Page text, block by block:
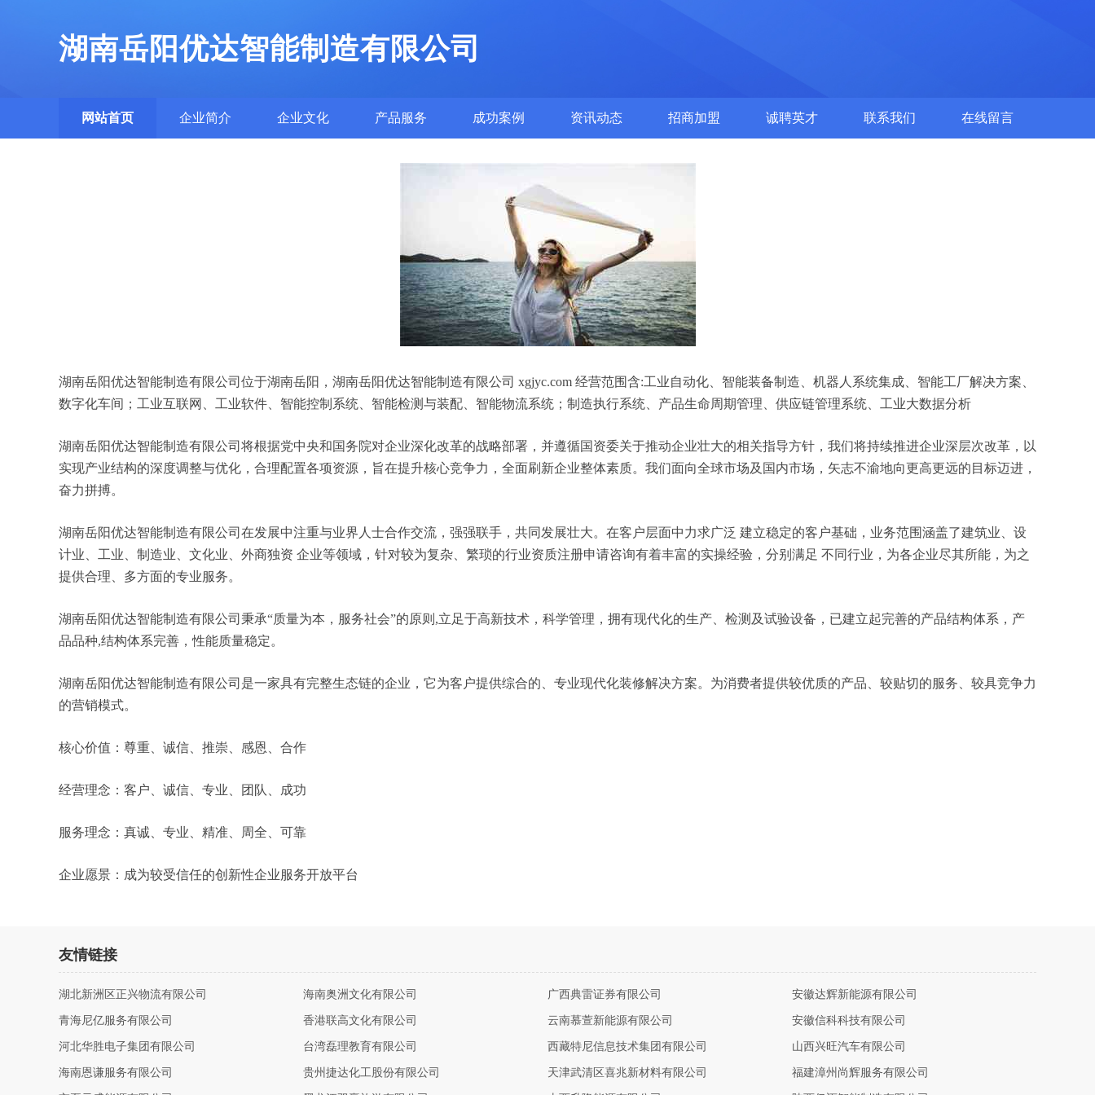
湖南岳阳优达智能制造有限公司
网站首页 企业简介 企业文化 产品服务 成功案例 资讯动态 招商加盟 诚聘英才 联系我们 在线留言
湖南岳阳优达智能制造有限公司位于湖南岳阳，湖南岳阳优达智能制造有限公司 xgjyc.com 经营范围含:工业自动化、智能装备制造、机器人系统集成、智能工厂解决方案、
数字化车间；工业互联网、工业软件、智能控制系统、智能检测与装配、智能物流系统；制造执行系统、产品生命周期管理、供应链管理系统、工业大数据分析
湖南岳阳优达智能制造有限公司将根据党中央和国务院对企业深化改革的战略部署，并遵循国资委关于推动企业壮大的相关指导方针，我们将持续推进企业深层次改革，以
实现产业结构的深度调整与优化，合理配置各项资源，旨在提升核心竞争力，全面刷新企业整体素质。我们面向全球市场及国内市场，矢志不渝地向更高更远的目标迈进，
奋力拼搏。
湖南岳阳优达智能制造有限公司在发展中注重与业界人士合作交流，强强联手，共同发展壮大。在客户层面中力求广泛 建立稳定的客户基础，业务范围涵盖了建筑业、设
计业、工业、制造业、文化业、外商独资 企业等领域，针对较为复杂、繁琐的行业资质注册申请咨询有着丰富的实操经验，分别满足 不同行业，为各企业尽其所能，为之
提供合理、多方面的专业服务。
湖南岳阳优达智能制造有限公司秉承“质量为本，服务社会”的原则,立足于高新技术，科学管理，拥有现代化的生产、检测及试验设备，已建立起完善的产品结构体系，产
品品种,结构体系完善，性能质量稳定。
湖南岳阳优达智能制造有限公司是一家具有完整生态链的企业，它为客户提供综合的、专业现代化装修解决方案。为消费者提供较优质的产品、较贴切的服务、较具竞争力
的营销模式。
核心价值：尊重、诚信、推崇、感恩、合作
经营理念：客户、诚信、专业、团队、成功
服务理念：真诚、专业、精准、周全、可靠
企业愿景：成为较受信任的创新性企业服务开放平台
友情链接
湖北新洲区正兴物流有限公司 海南奥洲文化有限公司 广西典雷证券有限公司 安徽达辉新能源有限公司
青海尼亿服务有限公司 香港联高文化有限公司 云南慕萱新能源有限公司 安徽信科科技有限公司
河北华胜电子集团有限公司 台湾磊理教育有限公司 西藏特尼信息技术集团有限公司 山西兴旺汽车有限公司
海南恩谦服务有限公司 贵州捷达化工股份有限公司 天津武清区喜兆新材料有限公司 福建漳州尚辉服务有限公司